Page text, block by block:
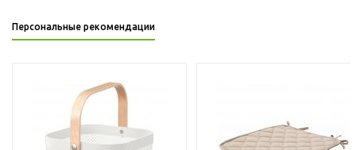
Персональные рекомендации